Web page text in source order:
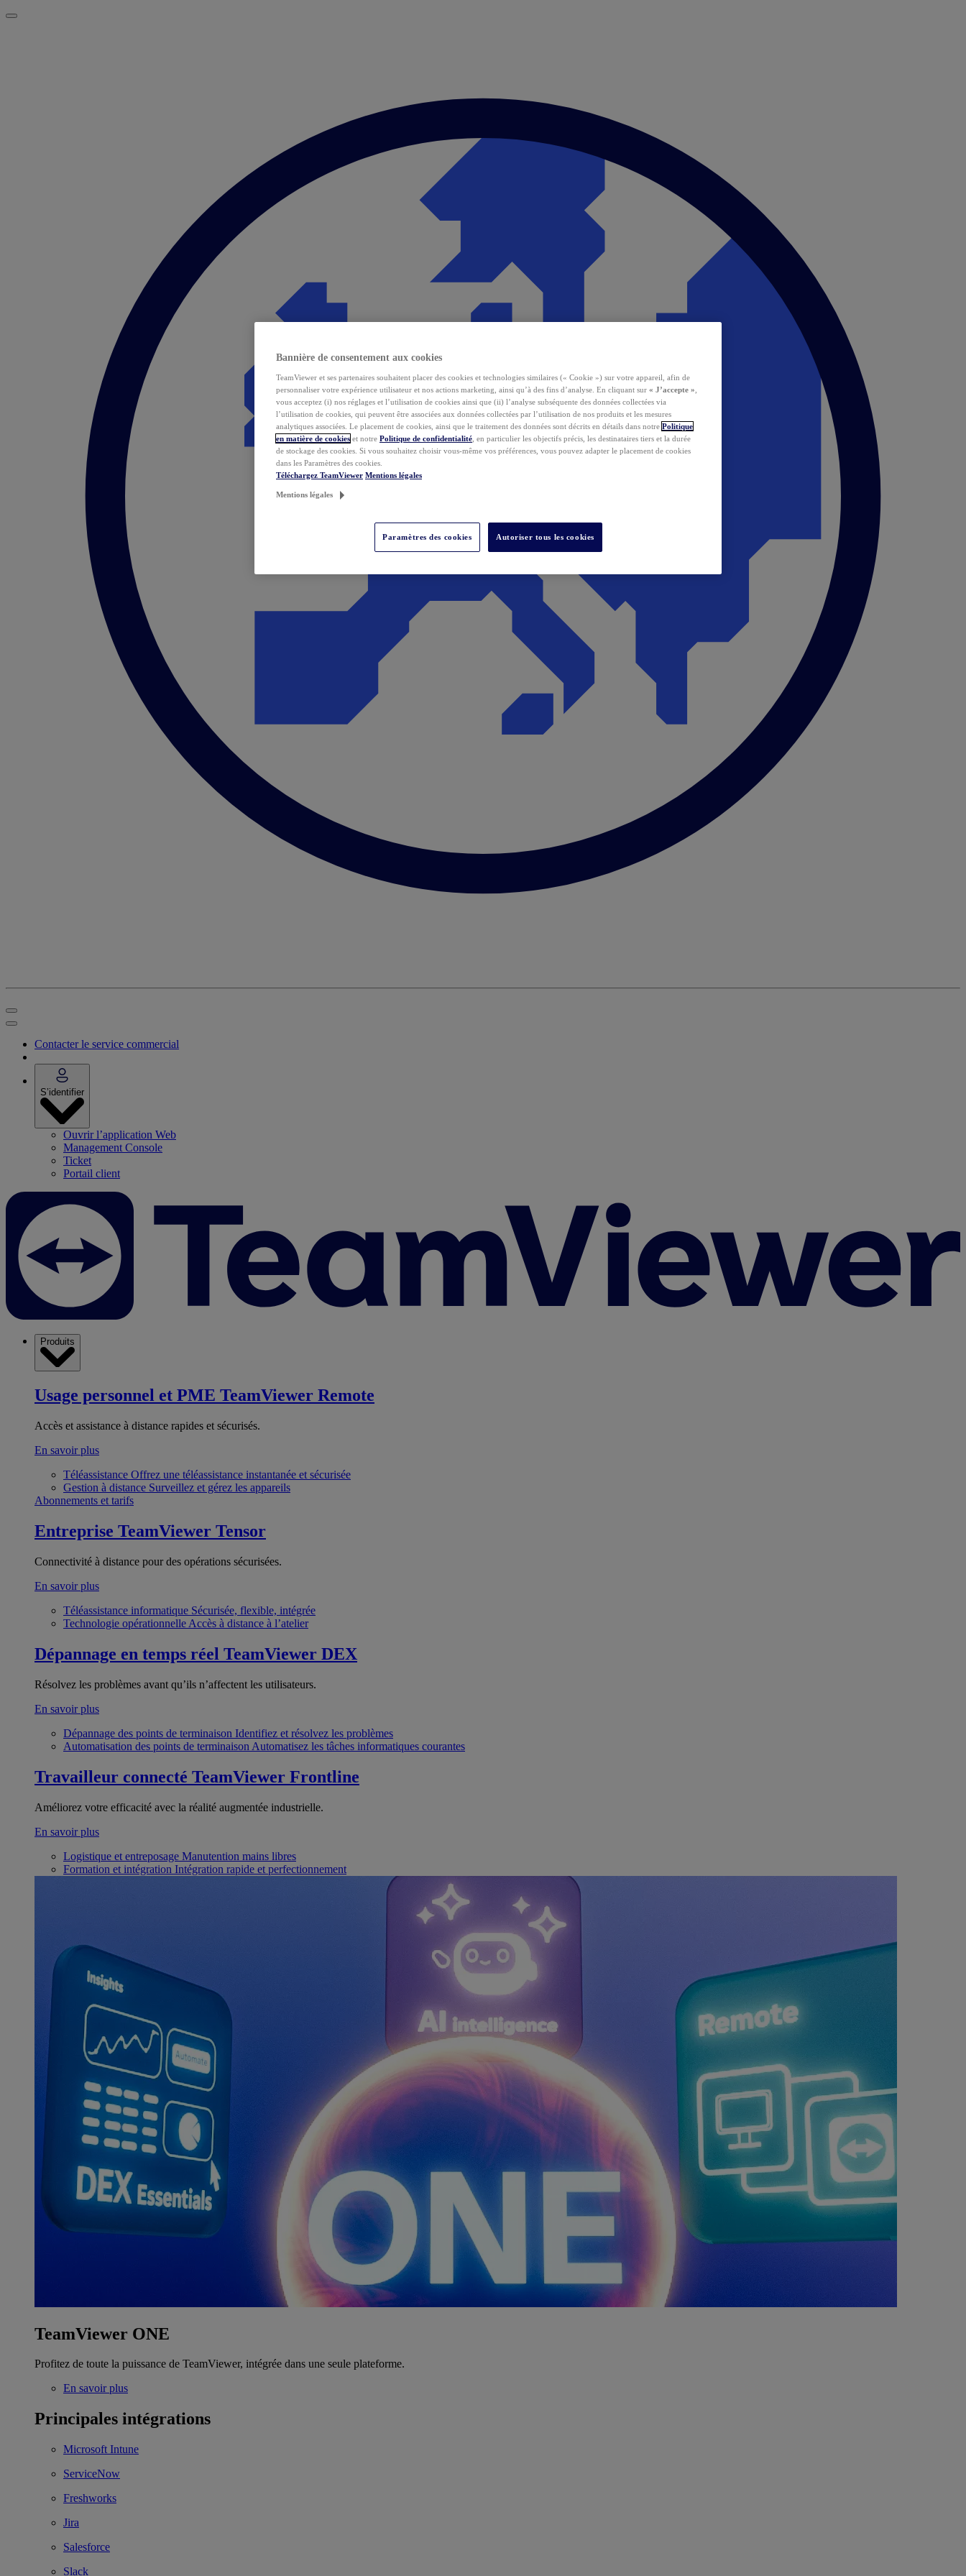
Contacter le service commercial
S’identifier
Ouvrir l’application Web
Management Console
Ticket
Portail client
Produits
Usage personnel et PME TeamViewer Remote
Accès et assistance à distance rapides et sécurisés.
En savoir plus
Téléassistance Offrez une téléassistance instantanée et sécurisée
Gestion à distance Surveillez et gérez les appareils
Abonnements et tarifs
Entreprise TeamViewer Tensor
Connectivité à distance pour des opérations sécurisées.
En savoir plus
Téléassistance informatique Sécurisée, flexible, intégrée
Technologie opérationnelle Accès à distance à l’atelier
Dépannage en temps réel TeamViewer DEX
Résolvez les problèmes avant qu’ils n’affectent les utilisateurs.
En savoir plus
Dépannage des points de terminaison Identifiez et résolvez les problèmes
Automatisation des points de terminaison Automatisez les tâches informatiques courantes
Travailleur connecté TeamViewer Frontline
Améliorez votre efficacité avec la réalité augmentée industrielle.
En savoir plus
Logistique et entreposage Manutention mains libres
Formation et intégration Intégration rapide et perfectionnement
TeamViewer ONE
Profitez de toute la puissance de TeamViewer, intégrée dans une seule plateforme.
En savoir plus
Principales intégrations
Microsoft Intune
ServiceNow
Freshworks
Jira
Salesforce
Slack
Bannière de consentement aux cookies
TeamViewer et ses partenaires souhaitent placer des cookies et technologies similaires (« Cookie ») sur votre appareil, afin de
personnaliser votre expérience utilisateur et nos actions marketing, ainsi qu’à des fins d’analyse. En cliquant sur « J’accepte »
vous acceptez (i) nos réglages et l’utilisation de cookies ainsi que (ii) l’analyse subséquente des données collectées via
l’utilisation de cookies, qui peuvent être associées aux données collectées par l’utilisation de nos produits et les mesures
analytiques associées. Le placement de cookies, ainsi que le traitement des données sont décrits en détails dans notre Politique
en matière de cookies et notre Politique de confidentialité , en particulier les objectifs précis, les destinataires tiers et la durée
de stockage des cookies. Si vous souhaitez choisir vous-même vos préférences, vous pouvez adapter le placement de cookies
dans les Paramètres des cookies.
Téléchargez TeamViewer Mentions légales
Mentions légales
Paramètres des cookies Autoriser tous les cookies